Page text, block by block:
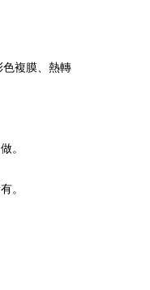
色複膜、熱轉
。
。